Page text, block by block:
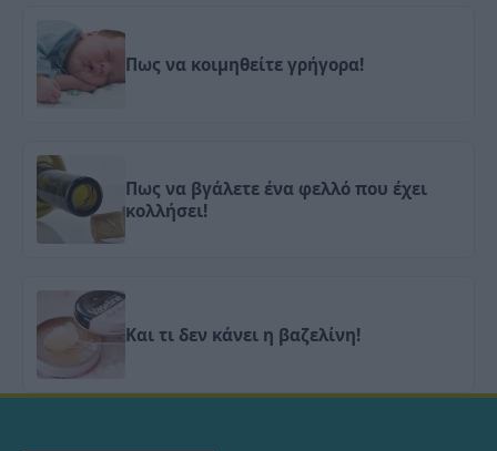
Πως να κοιμηθείτε γρήγορα!
Πως να βγάλετε ένα φελλό που έχει
κολλήσει!
Και τι δεν κάνει η βαζελίνη!